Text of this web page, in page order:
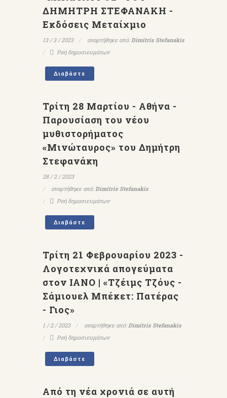
ΔΗΜΗΤΡΗ ΣΤΕΦΑΝΑΚΗ -
Εκδόσεις Μεταίχμιο
13 / 3 / 2023 αναρτήθηκε από:Dimitris Stefanakis
Ροή δημοσιευμάτων
Διαβάστε
Τρίτη 28 Μαρτίου - Αθήνα -
Παρουσίαση του νέου
μυθιστορήματος
«Μινώταυρος» του Δημήτρη
Στεφανάκη
28 / 2 / 2023
αναρτήθηκε από:Dimitris Stefanakis
Ροή δημοσιευμάτων
Διαβάστε
Τρίτη 21 Φεβρουαρίου 2023 -
Λογοτεχνικά απογεύματα
στον ΙΑΝΟ | «Τζέιμς Τζόυς -
Σάμιουελ Μπέκετ: Πατέρας
- Γιος»
1 / 2 / 2023 αναρτήθηκε από:Dimitris Stefanakis
Ροή δημοσιευμάτων
Διαβάστε
Από τη νέα χρονιά σε αυτή